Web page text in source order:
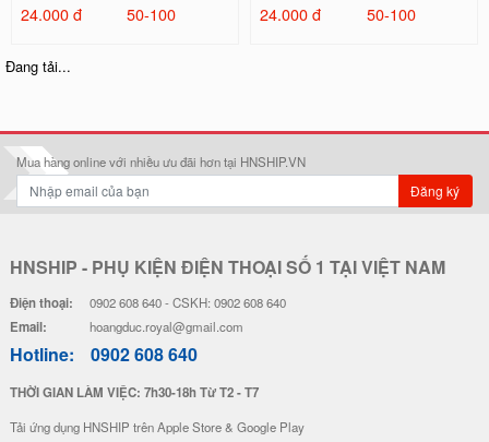
24.000 đ
50-100
24.000 đ
50-100
atrick
32.000 đ
Đơn giá
Số lượng
28.000 đ
5-19
26.000 đ
20-49
24.000 đ
50-100
hin Chan
32.000 đ
24.000 đ